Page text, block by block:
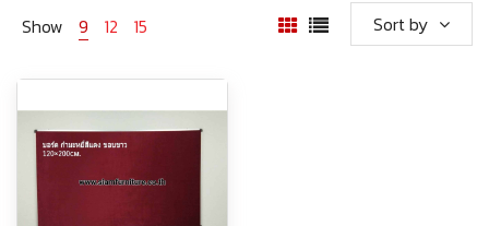
Show 9 12 15 Sort by